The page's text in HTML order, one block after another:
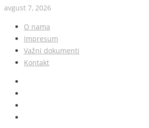
avgust 7, 2026
O nama
Impresum
Važni dokumenti
Kontakt